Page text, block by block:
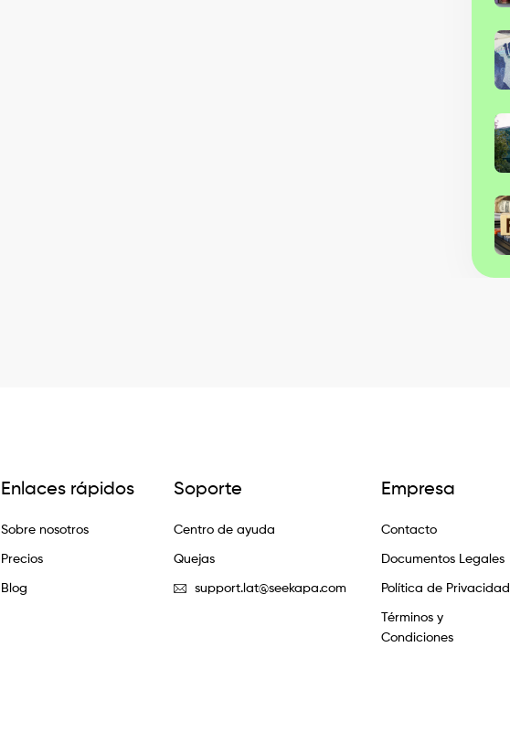
Enlaces rápidos
Sobre nosotros
Precios
Blog
Soporte
Centro de ayuda
Quejas
support.lat@seekapa.com
Empresa
Contacto
Documentos Legales
Política de Privacidad
Términos y
Condiciones